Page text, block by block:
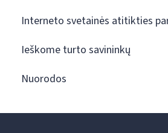
Interneto svetainės atitikties
Ieškome turto savininkų
Nuorodos